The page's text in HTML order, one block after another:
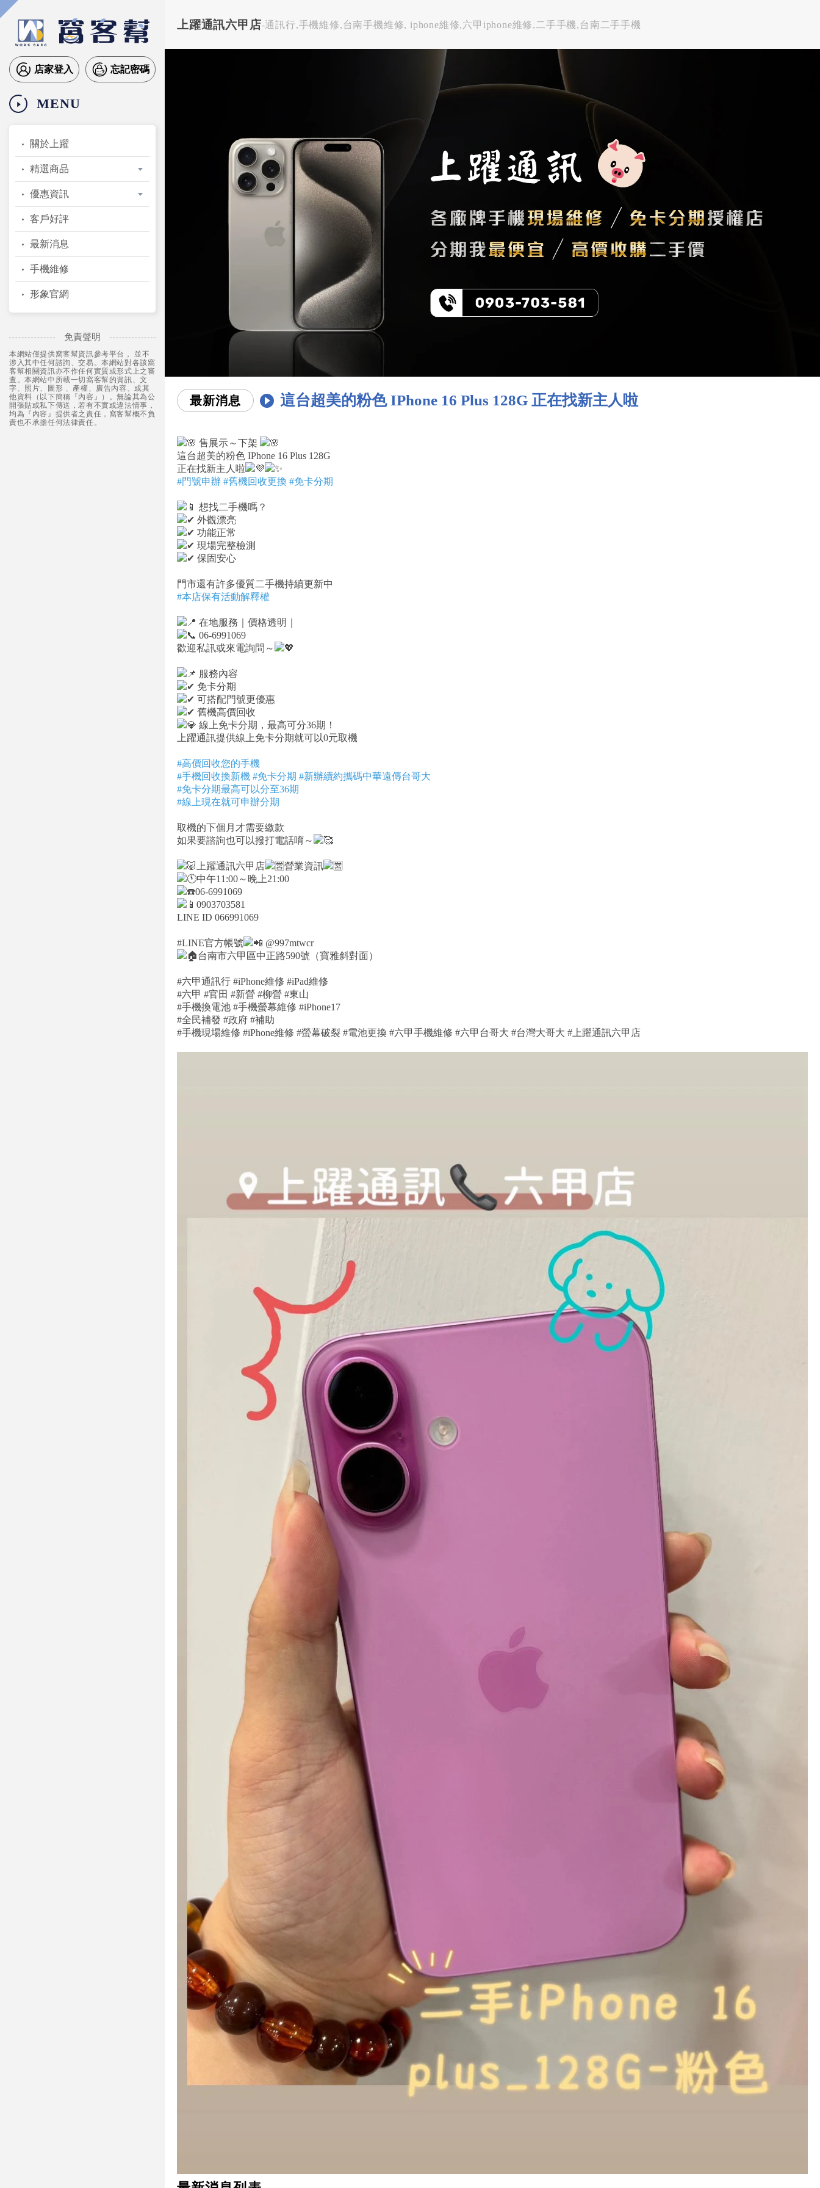
店家登入 忘記密碼
MENU
關於上躍
精選商品
優惠資訊
客戶好評
最新消息
手機維修
形象官網
免責聲明
本網站僅提供窩客幫資訊參考平台， 並不
涉入其中任何諮詢、交易。本網站對各該窩
客幫相關資訊亦不作任何實質或形式上之審
查。本網站中所載一切窩客幫的資訊、文
字、照片、圖形 、產權、廣告內容、或其
他資料（以下簡稱『內容』）。無論其為公
開張貼或私下傳送，若有不實或違法情事，
均為『內容』提供者之責任，窩客幫概不負
責也不承擔任何法律責任。
上躍通訊六甲店-通訊行,手機維修,台南手機維修, iphone維修,六甲iphone維修,二手手機,台南二手手機
最新消息 這台超美的粉色 IPhone 16 Plus 128G 正在找新主人啦
售展示～下架
這台超美的粉色 IPhone 16 Plus 128G
正在找新主人啦
#門號申辦 #舊機回收更換 #免卡分期
想找二手機嗎？
外觀漂亮
功能正常
現場完整檢測
保固安心
門市還有許多優質二手機持續更新中
#本店保有活動解釋權
在地服務｜價格透明｜
06-6991069
歡迎私訊或來電詢問～
服務內容
免卡分期
可搭配門號更優惠
舊機高價回收
線上免卡分期，最高可分36期！
上躍通訊提供線上免卡分期就可以0元取機
#高價回收您的手機
#手機回收換新機 #免卡分期 #新辦續約攜碼中華遠傳台哥大
#免卡分期最高可以分至36期
#線上現在就可申辦分期
取機的下個月才需要繳款
如果要諮詢也可以撥打電話唷～
上躍通訊六甲店
營業資訊
中午11:00～晚上21:00
06-6991069
0903703581
LINE ID 066991069
#LINE官方帳號
@997mtwcr
台南市六甲區中正路590號（寶雅斜對面）
#六甲通訊行 #iPhone維修 #iPad維修
#六甲 #官田 #新營 #柳營 #東山
#手機換電池 #手機螢幕維修 #iPhone17
#全民補發 #政府 #補助
#手機現場維修 #iPhone維修 #螢幕破裂 #電池更換 #六甲手機維修 #六甲台哥大 #台灣大哥大 #上躍通訊六甲店